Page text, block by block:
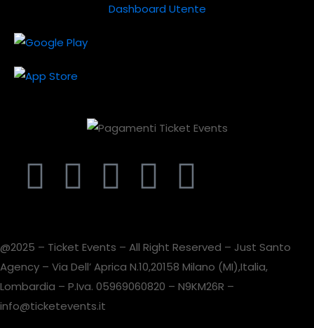
Dashboard Utente
@2025 – Ticket Events – All Right Reserved – Just Santo
Agency – Via Dell’ Aprica N.10,20158 Milano (MI),Italia,
Lombardia – P.Iva. 05969060820 – N9KM26R –
info@ticketevents.it